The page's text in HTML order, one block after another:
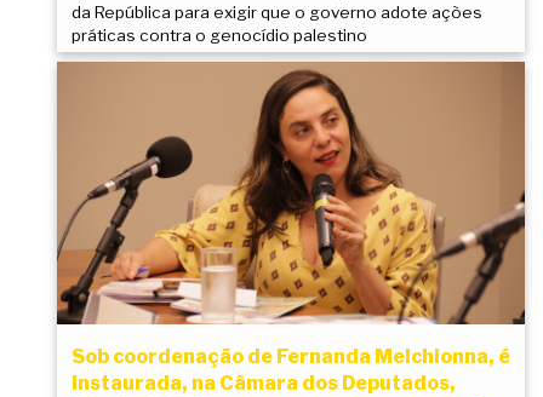
da República para exigir que o governo adote ações
práticas contra o genocídio palestino
Sob coordenação de Fernanda Melchionna, é
instaurada, na Câmara dos Deputados,